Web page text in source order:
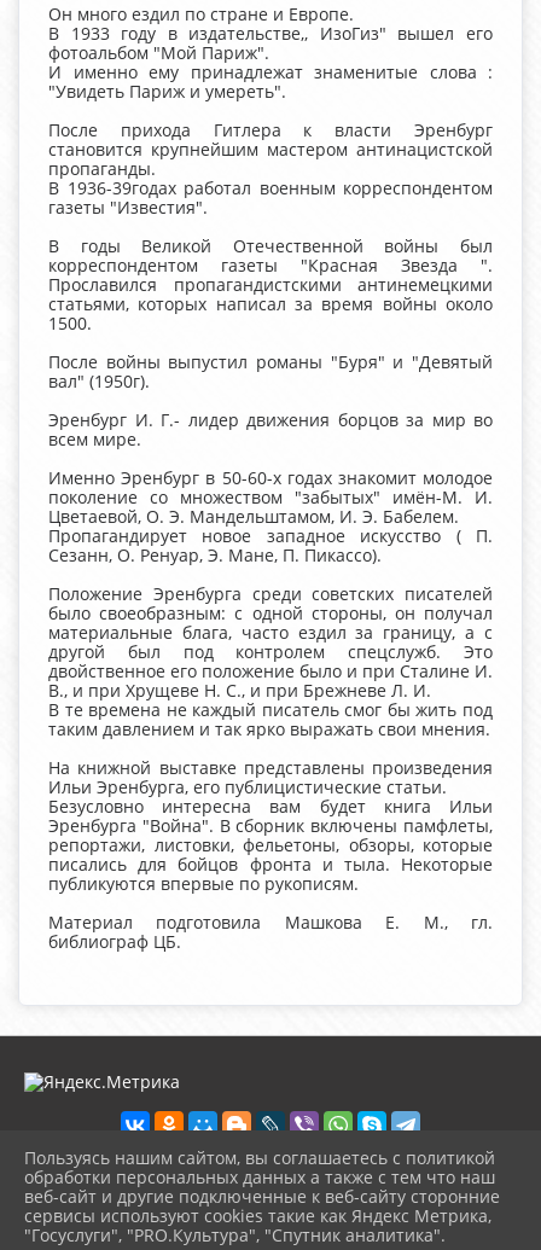
Он много ездил по стране и Европе.
В 1933 году в издательстве,, ИзоГиз" вышел его
фотоальбом "Мой Париж".
И именно ему принадлежат знаменитые слова :
"Увидеть Париж и умереть".
После прихода Гитлера к власти Эренбург
становится крупнейшим мастером антинацистской
пропаганды.
В 1936-39годах работал военным корреспондентом
газеты "Известия".
В годы Великой Отечественной войны был
корреспондентом газеты "Красная Звезда ".
Прославился пропагандистскими антинемецкими
статьями, которых написал за время войны около
1500.
После войны выпустил романы "Буря" и "Девятый
вал" (1950г).
Эренбург И. Г.- лидер движения борцов за мир во
всем мире.
Именно Эренбург в 50-60-х годах знакомит молодое
поколение со множеством "забытых" имён-М. И.
Цветаевой, О. Э. Мандельштамом, И. Э. Бабелем.
Пропагандирует новое западное искусство ( П.
Сезанн, О. Ренуар, Э. Мане, П. Пикассо).
Положение Эренбурга среди советских писателей
было своеобразным: с одной стороны, он получал
материальные блага, часто ездил за границу, а с
другой был под контролем спецслужб. Это
двойственное его положение было и при Сталине И.
В., и при Хрущеве Н. С., и при Брежневе Л. И.
В те времена не каждый писатель смог бы жить под
таким давлением и так ярко выражать свои мнения.
На книжной выставке представлены произведения
Ильи Эренбурга, его публицистические статьи.
Безусловно интересна вам будет книга Ильи
Эренбурга "Война". В сборник включены памфлеты,
репортажи, листовки, фельетоны, обзоры, которые
писались для бойцов фронта и тыла. Некоторые
публикуются впервые по рукописям.
Материал подготовила Машкова Е. М., гл.
библиограф ЦБ.
2026 г. chudovolibrary.ru
Вход
Карта сайта
Пользуясь нашим сайтом, вы соглашаетесь с политикой
обработки персональных данных а также с тем что наш
веб-сайт и другие подключенные к веб-сайту сторонние
сервисы используют cookies такие как Яндекс Метрика,
"Госуслуги", "PRO.Культура", "Спутник аналитика".